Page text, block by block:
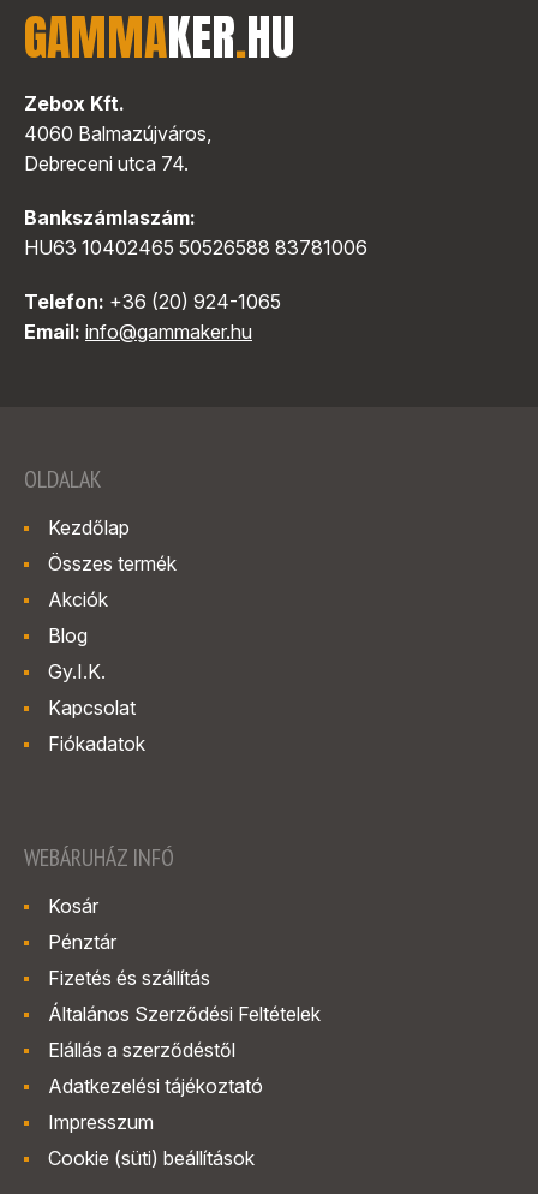
GAMMAKER.HU
Zebox Kft.
4060 Balmazújváros,
Debreceni utca 74.
Bankszámlaszám:
HU63 10402465 50526588 83781006
Telefon: +36 (20) 924-1065
Email: info@gammaker.hu
OLDALAK
Kezdőlap
Összes termék
Akciók
Blog
Gy.I.K.
Kapcsolat
Fiókadatok
WEBÁRUHÁZ INFÓ
Kosár
Pénztár
Fizetés és szállítás
Általános Szerződési Feltételek
Elállás a szerződéstől
Adatkezelési tájékoztató
Impresszum
Cookie (süti) beállítások